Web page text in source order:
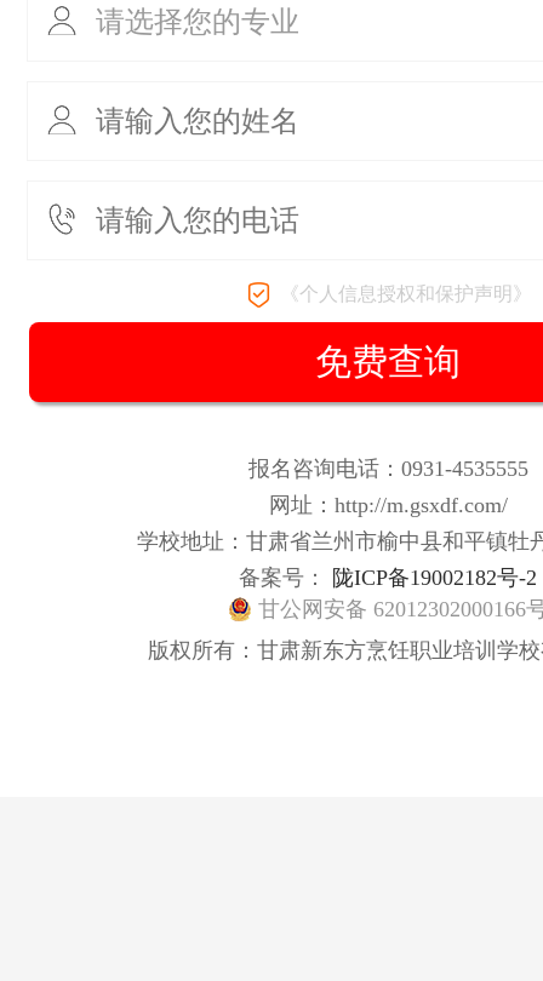
《个人信息授权和保护声明》
报名咨询电话：0931-4535555
网址：http://m.gsxdf.com/
学校地址：甘肃省兰州市榆中县和平镇牡
备案号： 陇ICP备19002182号-2
甘公网安备 62012302000166
版权所有：甘肃新东方烹饪职业培训学